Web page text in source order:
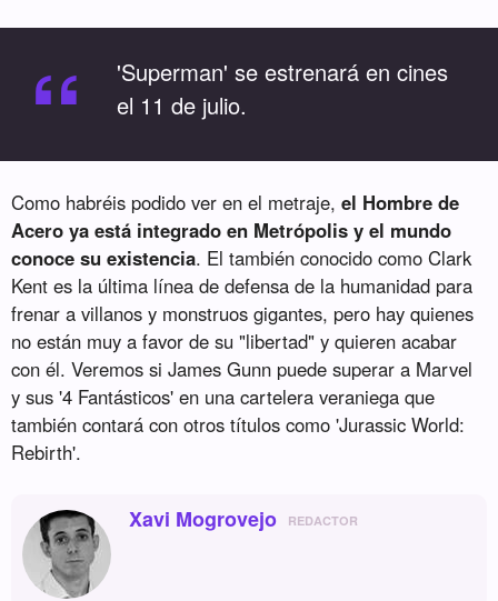
“
'Superman' se estrenará en cines
el 11 de julio.
Como habréis podido ver en el metraje,el Hombre de
Acero ya está integrado en Metrópolis y el mundo
conoce su existencia. El también conocido como Clark
Kent es la última línea de defensa de la humanidad para
frenar a villanos y monstruos gigantes, pero hay quienes
no están muy a favor de su "libertad" y quieren acabar
con él. Veremos si James Gunn puede superar a Marvel
y sus '4 Fantásticos' en una cartelera veraniega que
también contará con otros títulos como 'Jurassic World:
Rebirth'.
Xavi Mogrovejo REDACTOR